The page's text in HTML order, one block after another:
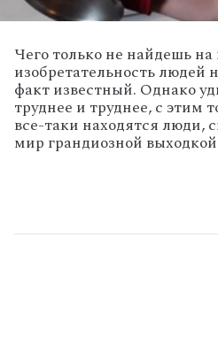
Чего только не найдешь
изобретательность людей
факт известный. Однако
труднее и труднее, с этим
все-таки находятся люди,
мир грандиозной